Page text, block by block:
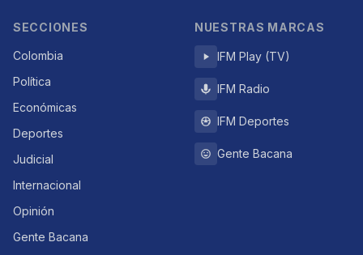
SECCIONES
Colombia
Política
Económicas
Deportes
Judicial
Internacional
Opinión
Gente Bacana
NUESTRAS MARCAS
IFM Play (TV)
IFM Radio
IFM Deportes
Gente Bacana